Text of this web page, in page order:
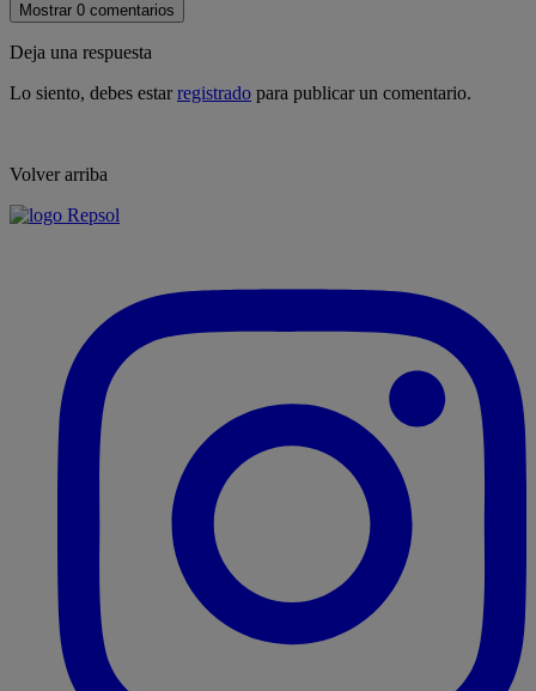
Mostrar 0 comentarios
Deja una respuesta
Lo siento, debes estarregistrado para publicar un comentario.
Volver arriba